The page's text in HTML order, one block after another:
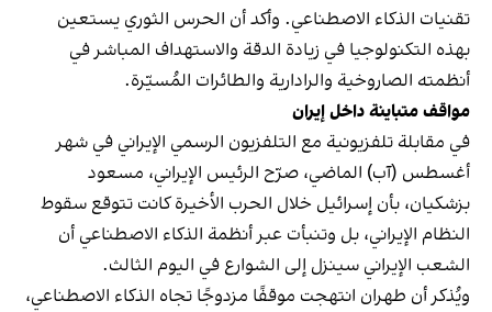
تقنيات الذكاء الاصطناعي. وأكد أن الحرس الثوري يستعين
بهذه التكنولوجيا في زيادة الدقة والاستهداف المباشر في
أنظمته الصاروخية والرادارية والطائرات المُسيّرة.
مواقف متباينة داخل إيران
في مقابلة تلفزيونية مع التلفزيون الرسمي الإيراني في شهر
أغسطس (آب) الماضي، صرّح الرئيس الإيراني، مسعود
بزشكيان، بأن إسرائيل خلال الحرب الأخيرة كانت تتوقع سقوط
النظام الإيراني، بل وتنبأت عبر أنظمة الذكاء الاصطناعي أن
الشعب الإيراني سينزل إلى الشوارع في اليوم الثالث.
ويُذكر أن طهران انتهجت موقفًا مزدوجًا تجاه الذكاء الاصطناعي،